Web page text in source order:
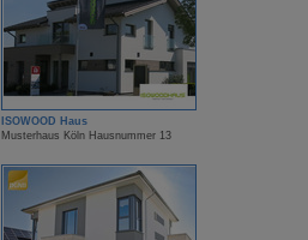
ISOWOOD Haus
Musterhaus Köln Hausnummer 13